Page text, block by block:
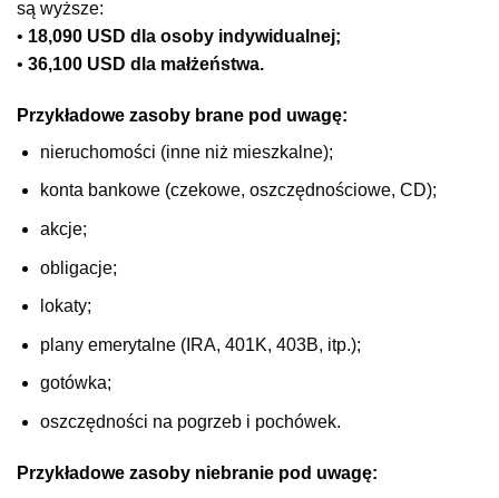
są wyższe:
• 18,090 USD dla osoby indywidualnej;
• 36,100 USD dla małżeństwa.
Przykładowe zasoby brane pod uwagę:
nieruchomości (inne niż mieszkalne);
konta bankowe (czekowe, oszczędnościowe, CD);
akcje;
obligacje;
lokaty;
plany emerytalne (IRA, 401K, 403B, itp.);
gotówka;
oszczędności na pogrzeb i pochówek.
Przykładowe zasoby niebranie pod uwagę: